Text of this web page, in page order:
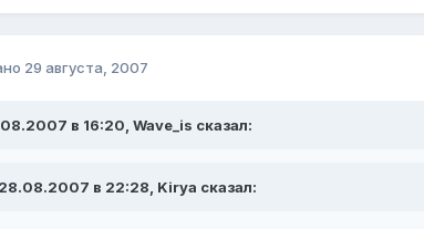
29 августа, 2007
в 16:20, Wave_is сказал:
в 22:28, Kirya сказал: